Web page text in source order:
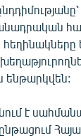
հեղինակները
է